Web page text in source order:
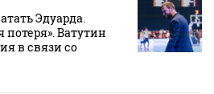
Эдуарда.
Ватутин
в связи со